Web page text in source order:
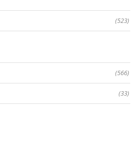
(523)
(566)
(33)